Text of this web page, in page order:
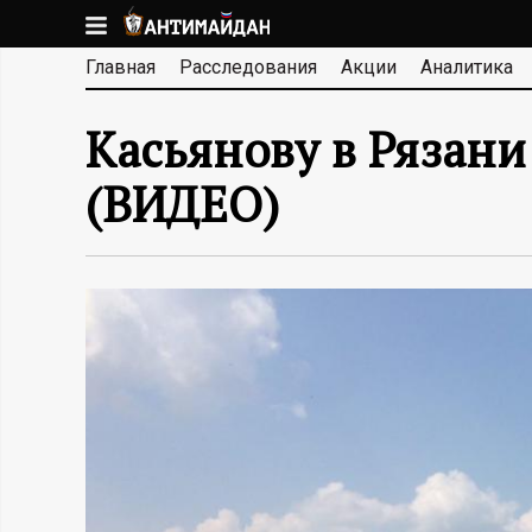
к
основномуА
Н
Т
И
М
А
Главная Расследования Акции Аналитика
Касьянову в
(ВИДЕО)